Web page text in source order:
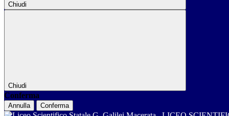
Chiudi
Chiudi
Conferma
Annulla Conferma